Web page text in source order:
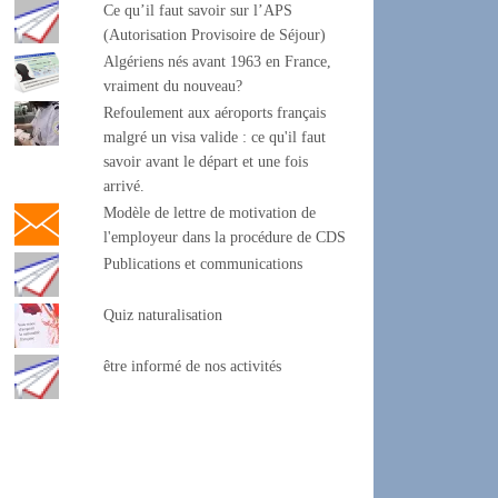
Ce qu’il faut savoir sur l’APS
(Autorisation Provisoire de Séjour)
Algériens nés avant 1963 en France,
vraiment du nouveau?
Refoulement aux aéroports français
malgré un visa valide : ce qu'il faut
savoir avant le départ et une fois
arrivé.
Modèle de lettre de motivation de
l'employeur dans la procédure de CDS
Publications et communications
Quiz naturalisation
être informé de nos activités